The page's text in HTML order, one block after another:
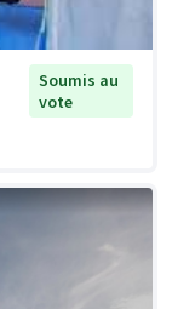
Soumis au
vote